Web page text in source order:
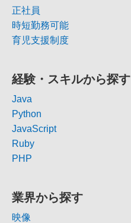
正社員
時短勤務可能
育児支援制度
経験・スキルから探す
Java
Python
JavaScript
Ruby
PHP
業界から探す
映像